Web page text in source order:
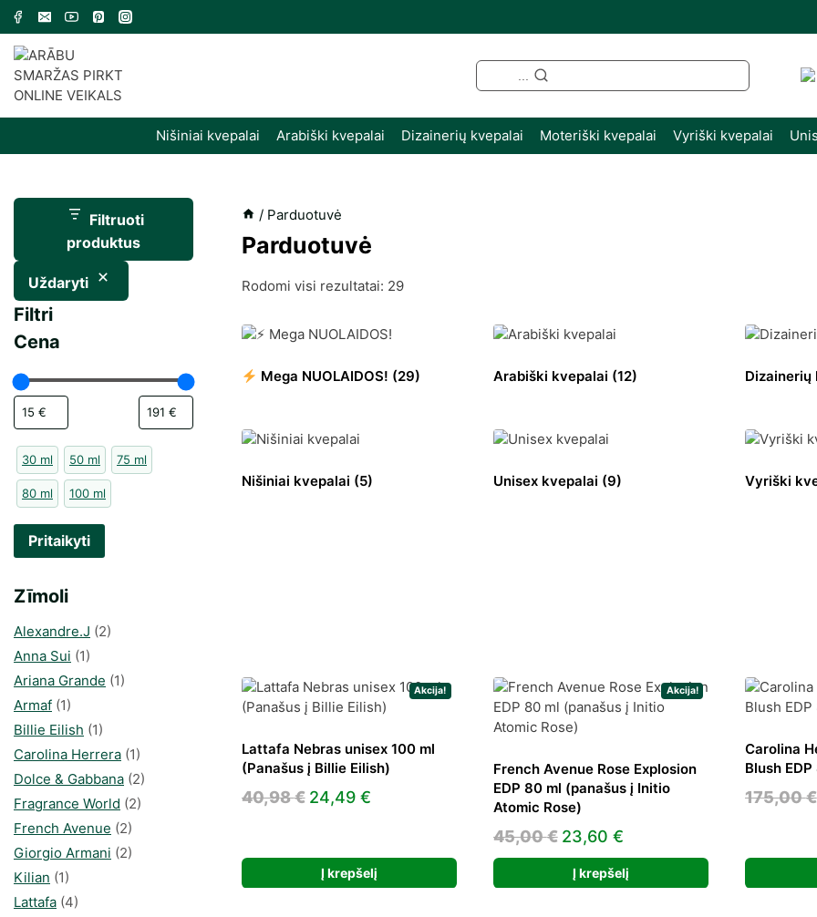
Skip
content
Nišiniai kvepalai Arabiški kvepalai Dizainerių kvepalai Moteriški kvepalai Vyriški kvepalai
/ Parduotuvė
Parduotuvė
Rodomi visi rezultatai: 29Rūšiuojama
Mega NUOLAIDOS! (29) Arabiški kvepalai (12) Dizainerių
Nišiniai kvepalai (5) Unisex kvepalai (9) Vyriški
Akcija!
Lattafa Nebras unisex 100 ml
(Panašus į Billie Eilish)
40,98€ Original
40,98 €.
24,49 €Current
24,49 €.
Į krepšelį
Akcija!
French Avenue Rose Explosion
EDP 80 ml (panašus į Initio
Atomic Rose)
45,00€ Original
price
was:
23,60 €Current
price
is:
Į krepšelį
Carolina
Blush
175,00€
Filtruoti
produktus
Uždaryti
Filtri
Cena
30 ml 50 ml 75 ml
80 ml 100 ml
Pritaikyti
Zīmoli
Alexandre.J (2)
Anna Sui (1)
Ariana Grande (1)
Armaf (1)
Billie Eilish (1)
Carolina Herrera (1)
Dolce & Gabbana (2)
Fragrance World (2)
French Avenue (2)
Giorgio Armani (2)
Kilian (1)
Lattafa (4)